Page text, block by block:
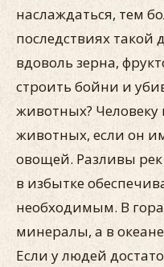
наслаждаться, тем
последствиях такой
вдоволь зерна,
строить бойни и
животных?
животных, если он
овощей. Разливы
в избытке
необходимым. В
минералы, а в
Если у людей